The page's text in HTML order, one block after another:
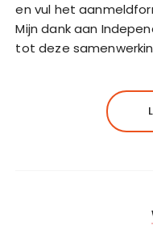
en vul het
Mijn dank aan
tot deze